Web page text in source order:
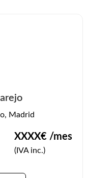
Madrid
XXXX€ /mes
(IVA inc.)